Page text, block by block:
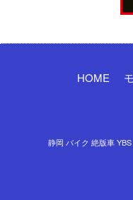
HOME
静岡 バイク 絶版車